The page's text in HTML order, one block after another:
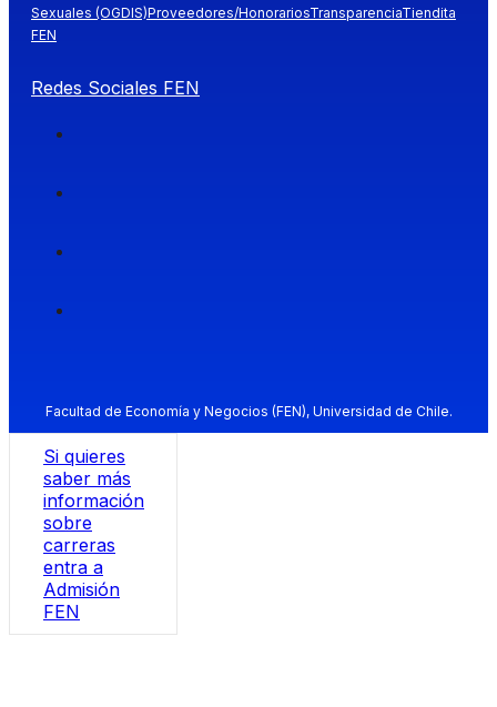
Sexuales (OGDIS)Proveedores/HonorariosTransparenciaTiendita
FEN
Redes Sociales FEN
Facultad de Economía y Negocios (FEN), Universidad de Chile.
Si quieres
saber más
información
sobre
carreras
entra a
Admisión
FEN